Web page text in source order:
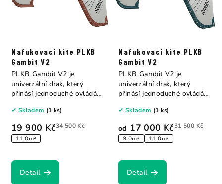
Nafukovací kite PLKB
Gambit V2
19 900 Kč34 500 Kč
11.0m²
✓ Skladem (1 ks)
Detail
PLKB Gambit V2 je
univerzální drak, který
přináší jednoduché ovládání
Nafukovací kite PLKB
Gambit V2
od 17 000 Kč31 500 Kč
9.0m² 11.0m²
✓ Skladem (1 ks)
Detail
PLKB Gambit V2 je
univerzální drak, který
přináší jednoduché ovládání